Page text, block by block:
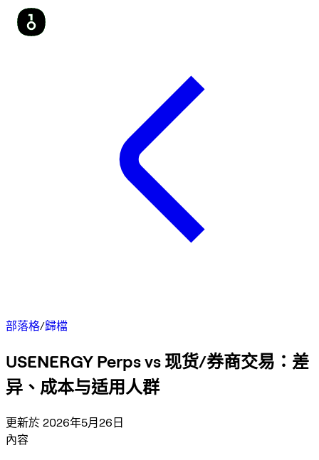
部落格/歸檔
USENERGY Perps vs 现货/券商交易：差
异、成本与适用人群
更新於 2026年5月26日
內容